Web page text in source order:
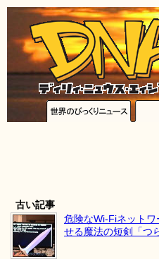
古い記事
危険なWi-Fiネット
せる魔法の短剣「つ